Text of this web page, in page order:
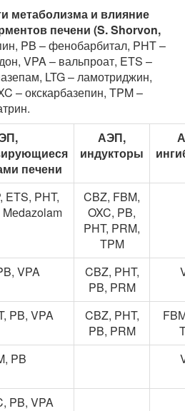
метаболизма и влияние
печени (S. Shorvon,
PB – фенобарбитал, PHT –
VPA – вальпроат, ETS –
LTG – ламотриджин,
– окскарбазепин, TPM –
печени
АЭП,
индукторы
ETS, PHT,
CBZ, FBM,
OXC, PB,
PHT, PRM,
TPM
VPA
CBZ, PHT,
PB, PRM
PB, VPA
CBZ, PHT,
PB, PRM
PB
PB, VPA